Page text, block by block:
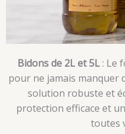
Bidons de 2L et 5L : Le
pour ne jamais manquer
solution robuste et
protection efficace et
toutes